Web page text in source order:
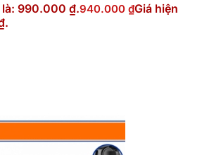
là: 990.000 ₫.940.000 ₫Giá hiện